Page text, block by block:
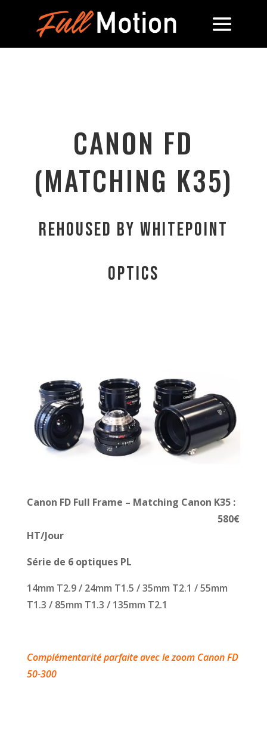
CANON FD
(MATCHING K35)
REHOUSED BY WHITEPOINT
OPTICS
Canon FD Full Frame – Matching Canon K35:
580€
HT/Jour
Série de 6 optiques PL
14mm T2.9 / 24mm T1.5 / 35mm T2.1 / 55mm
T1.3 / 85mm T1.3 / 135mm T2.1
Complémentarité parfaite avec le zoom Canon FD
50-300